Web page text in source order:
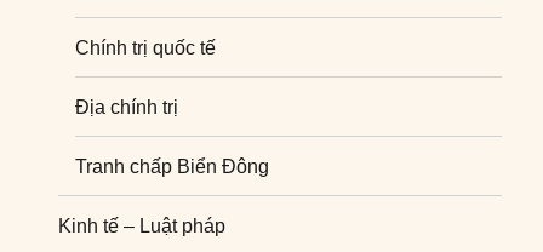
Chính trị quốc tế
Địa chính trị
Tranh chấp Biển Đông
Kinh tế – Luật pháp